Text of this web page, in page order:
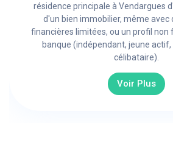
résidence principale à Vendargues
d'un bien immobilier, même avec
financières limitées, ou un profil non
banque (indépendant, jeune
célibataire).
Voir Plus